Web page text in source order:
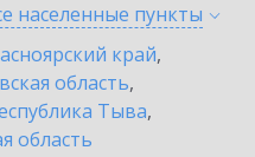
населенные пункты
край,
область,
Тыва,
область